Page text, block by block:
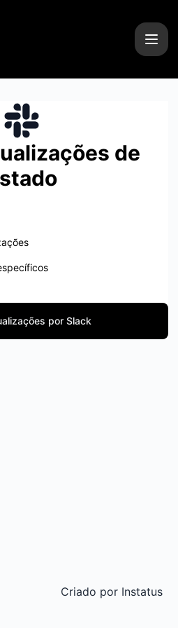
de
to receive updates for
por Slack
Criado por Instatus